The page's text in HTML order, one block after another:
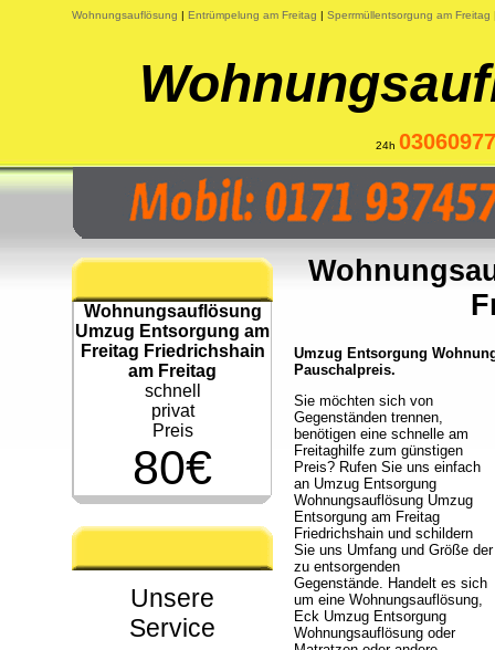
Wohnungsauflösung | Entrümpelung am Freitag | Sperrmüllentsorgung am Freitag
24h
Wohnungsauflösung
Umzug Entsorgung am
Freitag Friedrichshain
am Freitag
schnell
privat
Preis
80€
Unsere
Service
Umzug Entsorgung
Pauschalpreis.
Sie möchten sich von
Gegenständen trennen,
benötigen eine schnelle am
Freitaghilfe zum günstigen
Preis? Rufen Sie uns einfach
an Umzug Entsorgung
Wohnungsauflösung Umzug
Entsorgung am Freitag
Friedrichshain und schildern
Sie uns Umfang und Größe der
zu entsorgenden
Gegenstände. Handelt es sich
um eine Wohnungsauflösung,
Eck Umzug Entsorgung
Wohnungsauflösung oder